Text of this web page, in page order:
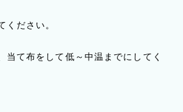
ださい。
て布をして低～中温までにしてく